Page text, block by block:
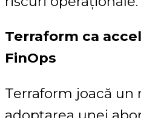
Terraform ca
FinOps
Terraform joacă un